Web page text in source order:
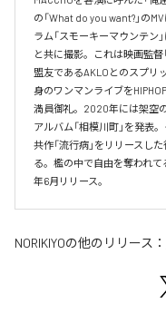
の「What do you want?」の
ラム「スモーキーマウンテン
と共に撮影。これは映画監督
盟友であるAKLOとのスプリ
身のワンマンライブを
満員御礼。2020年には架空
アルバム「相模川町」を発表
共作「流行病」をリリースし
る。檻の中で自由を奪われて
年6月リリース。
NORIKIYOの他のリリース：